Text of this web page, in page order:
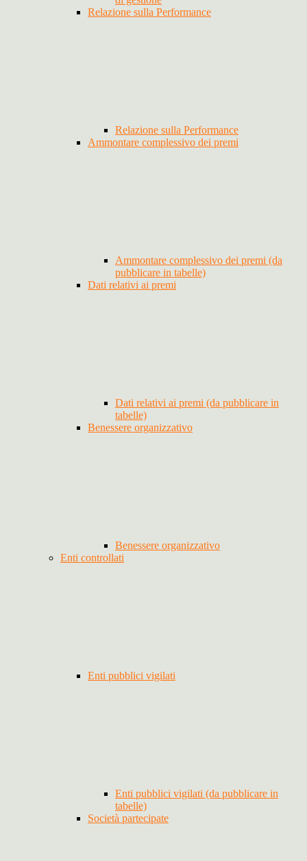
Relazione sulla Performance
Relazione sulla Performance
Ammontare complessivo dei premi
Ammontare complessivo dei premi (da
pubblicare in tabelle)
Dati relativi ai premi
Dati relativi ai premi (da pubblicare in
tabelle)
Benessere organizzativo
Benessere organizzativo
Enti controllati
Enti pubblici vigilati
Enti pubblici vigilati (da pubblicare in
tabelle)
Società partecipate